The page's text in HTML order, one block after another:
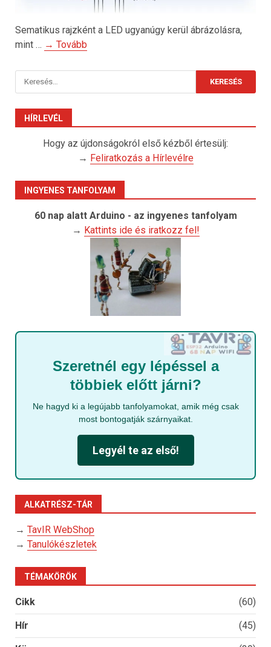
Sematikus rajzként a LED ugyanúgy kerül ábrázolásra,
mint … → Tovább
Keresés:
HÍRLEVÉL
Hogy az újdonságokról első kézből értesülj:
→ Feliratkozás a Hírlevélre
INGYENES TANFOLYAM
60 nap alatt Arduino - az ingyenes tanfolyam
→ Kattints ide és iratkozz fel!
Szeretnél egy lépéssel a
többiek előtt járni?
Ne hagyd ki a legújabb tanfolyamokat, amik még csak
most bontogatják szárnyaikat.
Legyél te az első!
ALKATRÉSZ-TÁR
→ TavIR WebShop
→ Tanulókészletek
TÉMAKÖRÖK
Cikk (60)
Hír (45)